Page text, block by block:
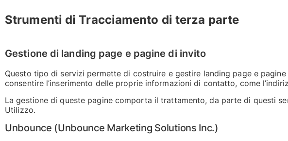
Strumenti di Tracciamento di terza parte
Gestione di landing page e pagine di invito
Questo tipo di servizi permette di costruire e gestire landing page e
consentire l’inserimento delle proprie informazioni di contatto, come
La gestione di queste pagine comporta il trattamento, da parte di questi
Utilizzo.
Unbounce (Unbounce Marketing Solutions Inc.)